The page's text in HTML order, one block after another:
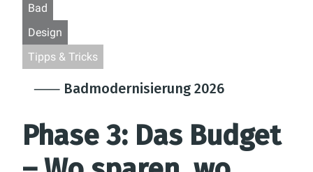
Bad
Design
Tipps & Tricks
⸺ Badmodernisierung 2026
Phase 3: Das Budget